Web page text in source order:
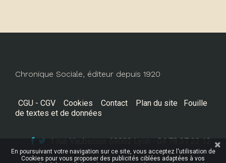
Chronique Sociale, éditeur depuis 1920
CGU - CGV Cookies Contact Plan du site
Fouille
de textes et de données
1 rue Vaubecour 69002 Lyon - 04 78 37 22 12
En poursuivant votre navigation sur ce site, vous acceptez l'utilisation de
Cookies pour vous proposer des publicités ciblées adaptées à vos